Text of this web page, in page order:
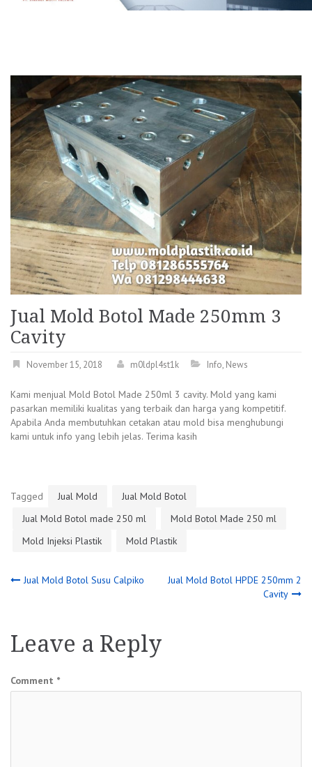
Jual Mold Botol Made 250mm 3
Cavity
November 15, 2018 m0ldpl4st1k Info, News
Kami menjual Mold Botol Made 250ml 3 cavity. Mold yang kami
pasarkan memiliki kualitas yang terbaik dan harga yang kompetitif.
Apabila Anda membutuhkan cetakan atau mold bisa menghubungi
kami untuk info yang lebih jelas. Terima kasih
Tagged Jual Mold
Jual Mold Botol
Jual Mold Botol made 250 ml
Mold Botol Made 250 ml
Mold Injeksi Plastik
Mold Plastik
Post
Jual Mold Botol Susu Calpiko
Jual Mold Botol HPDE 250mm 2
Cavity
Leave a Reply
Comment *